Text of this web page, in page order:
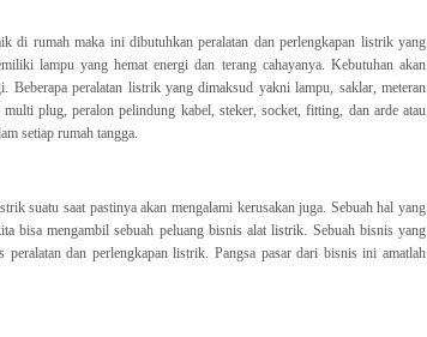
di rumah maka ini dibutuhkan peralatan dan perlengkapan listrik yang
lampu yang hemat energi dan terang cahayanya. Kebutuhan akan
Beberapa peralatan listrik yang dimaksud yakni lampu, saklar, meteran
plug, peralon pelindung kabel, steker, socket, fitting, dan arde atau
setiap rumah tangga.
suatu saat pastinya akan mengalami kerusakan juga. Sebuah hal yang
bisa mengambil sebuah peluang bisnis alat listrik. Sebuah bisnis yang
dan perlengkapan listrik. Pangsa pasar dari bisnis ini amatlah